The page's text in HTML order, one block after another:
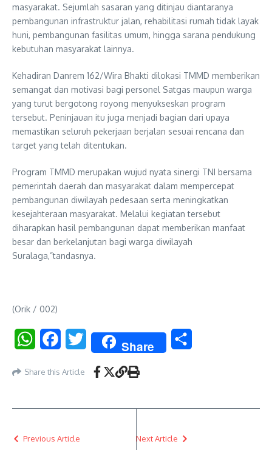
masyarakat. Sejumlah sasaran yang ditinjau diantaranya
pembangunan infrastruktur jalan, rehabilitasi rumah tidak layak
huni, pembangunan fasilitas umum, hingga sarana pendukung
kebutuhan masyarakat lainnya.
Kehadiran Danrem 162/Wira Bhakti dilokasi TMMD memberikan
semangat dan motivasi bagi personel Satgas maupun warga
yang turut bergotong royong menyukseskan program
tersebut. Peninjauan itu juga menjadi bagian dari upaya
memastikan seluruh pekerjaan berjalan sesuai rencana dan
target yang telah ditentukan.
Program TMMD merupakan wujud nyata sinergi TNI bersama
pemerintah daerah dan masyarakat dalam mempercepat
pembangunan diwilayah pedesaan serta meningkatkan
kesejahteraan masyarakat. Melalui kegiatan tersebut
diharapkan hasil pembangunan dapat memberikan manfaat
besar dan berkelanjutan bagi warga diwilayah
Suralaga,”tandasnya.
(Orik / 002)
WhatsAppFacebookTwitter Share
Share this Article
Previous Article Next Article